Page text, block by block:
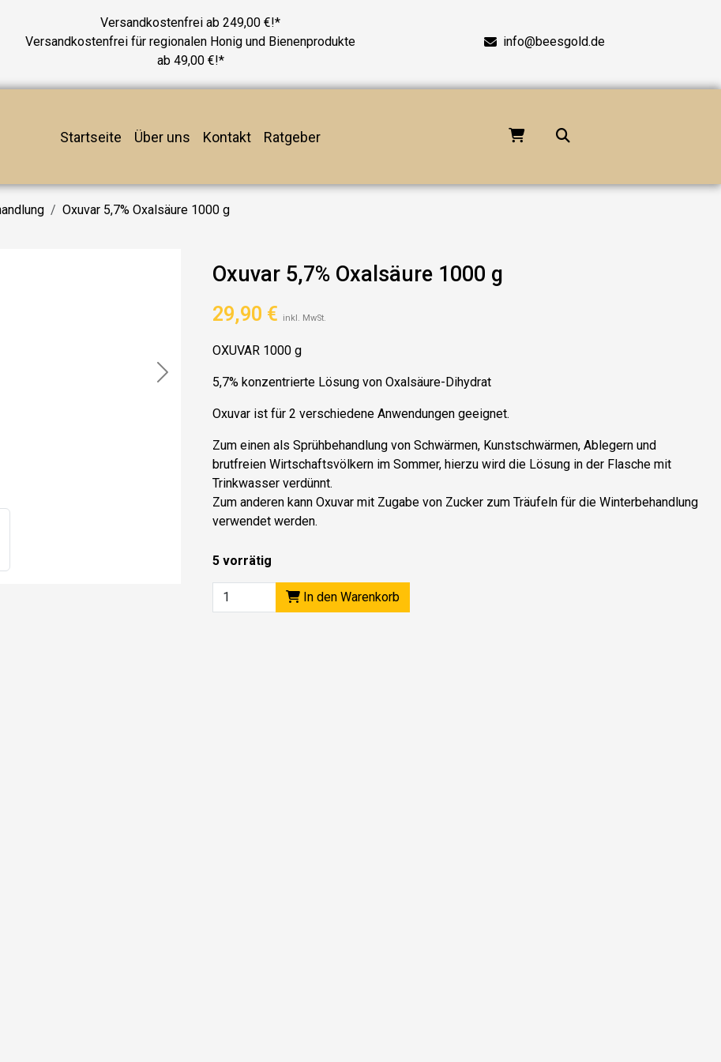
Versandkostenfrei ab 249,00 €!*
Versandkostenfrei für regionalen Honig und Bienenprodukte
ab 49,00 €!*
info@beesgold.de
Startseite Über uns Kontakt Ratgeber
Oxuvar 5,7% Oxalsäure 1000 g
Next
Oxuvar 5,7% Oxalsäure 1000 g
29,90 € inkl. MwSt.
OXUVAR 1000 g
5,7% konzentrierte Lösung von Oxalsäure-Dihydrat
Oxuvar ist für 2 verschiedene Anwendungen geeignet.
Zum einen als Sprühbehandlung von Schwärmen, Kunstschwärmen, Ablegern und
brutfreien Wirtschaftsvölkern im Sommer, hierzu wird die Lösung in der Flasche mit
Trinkwasser verdünnt.
Zum anderen kann Oxuvar mit Zugabe von Zucker zum Träufeln für die Winterbehandlung
verwendet werden.
5 vorrätig
In den Warenkorb